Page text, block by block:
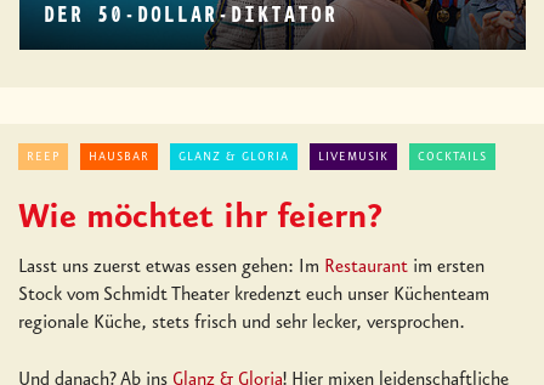
DER 50-DOLLAR-DIKTATOR
REEP HAUSBAR GLANZ & GLORIA LIVEMUSIK COCKTAILS
Wie möchtet ihr feiern?
Lasst uns zuerst etwas essen gehen: Im Restaurant im ersten
Stock vom Schmidt Theater kredenzt euch unser Küchenteam
regionale Küche, stets frisch und sehr lecker, versprochen.
Und danach? Ab ins Glanz & Gloria! Hier mixen leidenschaftliche